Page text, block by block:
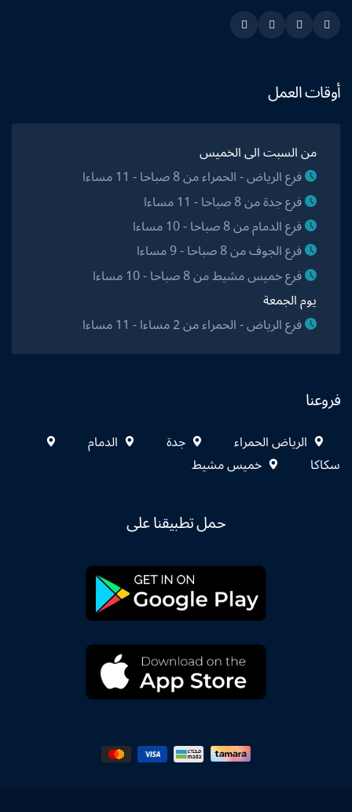
Snapchat
Twitter
Linkedin
Instagram
أوقات العمل
من السبت الى الخميس
فرع الرياض - الحمراء من 8 صباحا - 11 مساءا
فرع جدة من 8 صباحا - 11 مساءا
فرع الدمام من 8 صباحا - 10 مساءا
فرع الجوف من 8 صباحا - 9 مساءا
فرع خميس مشيط من 8 صباحا - 10 مساءا
يوم الجمعة
فرع الرياض - الحمراء من 2 مساءا - 11 مساءا
فروعنا
الرياض الحمراء جدة
الدمام
سكاكا
خميس مشيط
حمل تطبيقنا على